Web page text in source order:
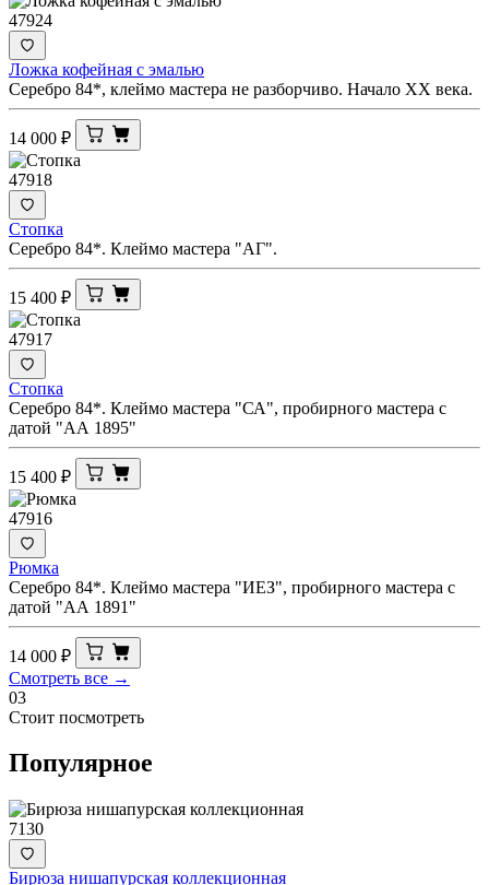
47924
Ложка кофейная с эмалью
Серебро 84*, клеймо мастера не разборчиво. Начало XX века.
14 000 ₽
47918
Стопка
Серебро 84*. Клеймо мастера "АГ".
15 400 ₽
47917
Стопка
Серебро 84*. Клеймо мастера "СА", пробирного мастера с
датой "АА 1895"
15 400 ₽
47916
Рюмка
Серебро 84*. Клеймо мастера "ИЕЗ", пробирного мастера с
датой "АА 1891"
14 000 ₽
Смотреть все →
03
Стоит посмотреть
Популярное
7130
Бирюза нишапурская коллекционная